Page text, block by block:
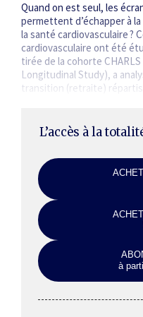
Quand on est seul, les
permettent d’échapper à
la santé cardiovasculaire ?
cardiovasculaire ont été
tirée de la cohorte
Longitudinal Study), a
transition (retraite)
L’accès à la
à